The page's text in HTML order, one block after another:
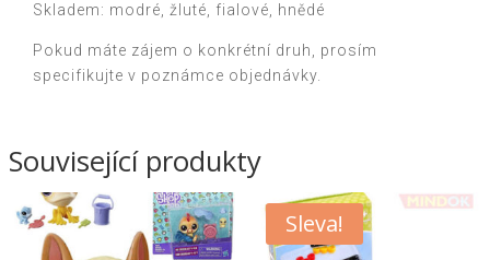
Skladem: modré, žluté, fialové, hnědé
Pokud máte zájem o konkrétní druh, prosím
specifikujte v poznámce objednávky.
Související produkty
Sleva!